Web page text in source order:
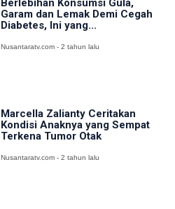
Berlebihan Konsumsi Gula,
Garam dan Lemak Demi Cegah
Diabetes, Ini yang...
Nusantaratv.com - 2 tahun lalu
Marcella Zalianty Ceritakan
Kondisi Anaknya yang Sempat
Terkena Tumor Otak
Nusantaratv.com - 2 tahun lalu